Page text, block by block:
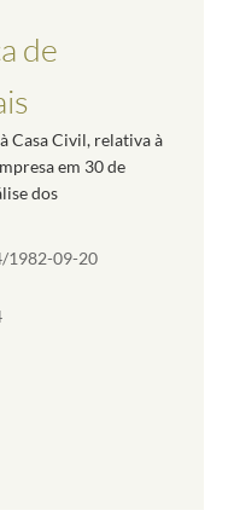
de
Casa Civil, relativa à
em 30 de
dos
1982-09-20